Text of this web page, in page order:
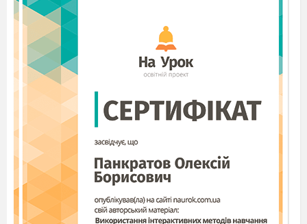
відкритою.
1. Зібралась вся шкільна сім’я -
Майбутнє України, її слава.
Рівняймось, струнко всі!
Лунає Гімн держави.
Звучить Гімн України
1.Традиція у нас існує здавна:
В хвилини щастя й урочистих свят